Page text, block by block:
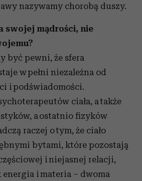
nazywamy chorobą duszy.
swojej mądrości, nie
być pewni, że sfera
w pełni niezależna od
i podświadomości.
ciała, a także
a ostatnio fizyków
raczej o tym, że ciało
bytami, które pozostają
i niejasnej relacji,
i materia – dwoma